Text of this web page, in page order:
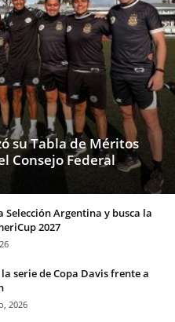
su Tabla de Méritos
Consejo Federal
Selección Argentina y busca la
2027
serie de Copa Davis frente a
2026